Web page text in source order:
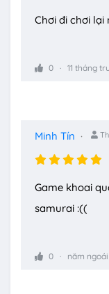
Chơi đi chơi
0 11 tháng
Minh Tín
Game khoai
samurai :((
0 năm ngoái